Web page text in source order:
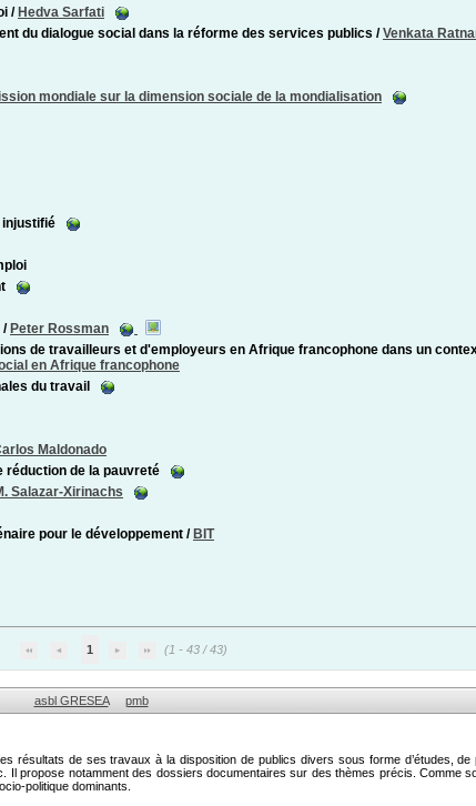
/ Hedva Sarfati
du dialogue social dans la réforme des services publics /Venkata
mondiale sur la dimension sociale de la mondialisation
injustifié
/ Peter Rossman
de travailleurs et d'employeurs en Afrique francophone dans un
en Afrique francophone
du travail
Maldonado
réduction de la pauvreté
Salazar-Xirinachs
pour le développement / BIT
1 (1 - 43 / 43)
asbl GRESEA pmb
résultats de ses travaux à la disposition de publics divers sous forme d’études,
propose notamment des dossiers documentaires sur des thèmes précis. Comme
politique dominants.